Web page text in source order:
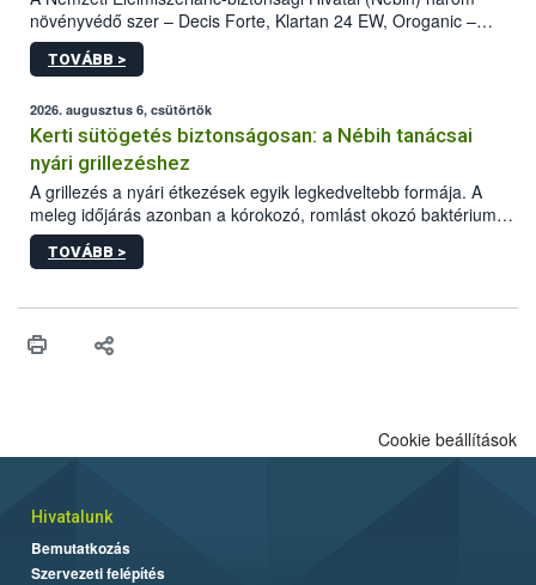
növényvédő szer – Decis Forte, Klartan 24 EW, Oroganic –
engedélyokiratát módosította, így azok a szüretet követően,
egészen a vesszőérettség (BBCH 91) stádiumáig
érésű szőlőkben is legyen lehetőség a károsító elleni további
védekezésre. Az Oroganic készítmény kis kiszerelésben kiskerti
felhasználók számára is elérhető és ökológiai termesztésben is
engedélyezett.
TOVÁBB >
2026. augusztus 6, csütörtök
Kerti sütögetés biztonságosan: a Nébih tanácsai
nyári grillezéshez
A grillezés a nyári étkezések egyik legkedveltebb formája. A
meleg időjárás azonban a kórokozó, romlást okozó baktériumok
gyorsabb szaporodásának is kedvez. A szabadtéri sütögetés
ezért nem csupán a megfelelő sütési technikáról szól: legalább
higiéniai szabályok betartása, a megfelelő hőkezelés, valamint a
biztonsági Hivatal (Nébih) Oktatási Programja összegyűjtötte a
TOVÁBB >
Cookie beállítások
Hivatalunk
Bemutatkozás
Szervezeti felépítés